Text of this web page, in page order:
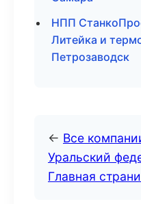
НПП
Литейка и
Петрозаводск
← Все
Уральский
Главная